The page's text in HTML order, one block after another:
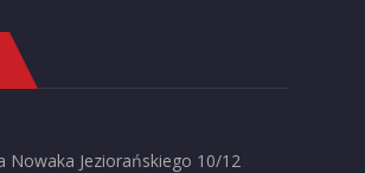
Nowaka Jeziorańskiego 10/12